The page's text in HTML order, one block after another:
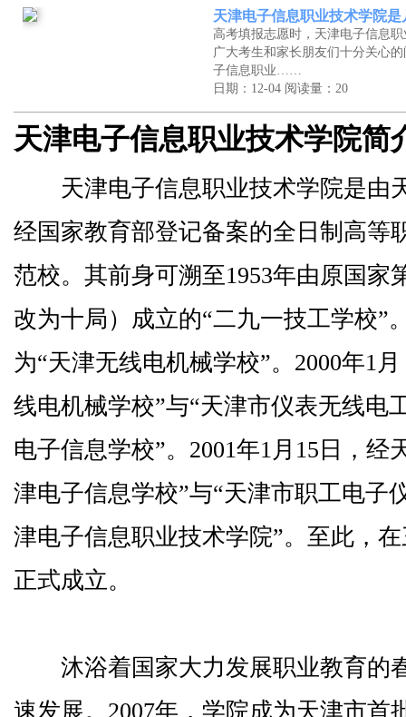
天津电子信息职业技术学院
高考填报志愿时，天津电子信息
广大考生和家长朋友们十分关心
子信息职业……
日期：12-04 阅读量：20
天津电子信息职业技术学院简
天津电子信息职业技术学院是由
经国家教育部登记备案的全日制高等
范校。其前身可溯至1953年由原国家
改为十局）成立的“二九一技工学校”
为“天津无线电机械学校”。2000年1
线电机械学校”与“天津市仪表无线电
电子信息学校”。2001年1月15日，经
津电子信息学校”与“天津市职工电子
津电子信息职业技术学院”。至此，
正式成立。
沐浴着国家大力发展职业教育的
速发展。2007年，学院成为天津市首